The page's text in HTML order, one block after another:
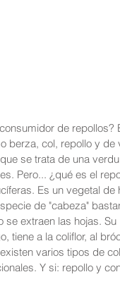
de
berza, col, repollo y
se trata de una
Pero... ¿qué es el
Es un vegetal
de "cabeza"
se extraen las hojas.
tiene a la coliflor, al
varios tipos de
Y si: repollo y